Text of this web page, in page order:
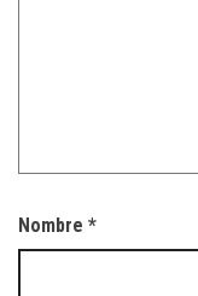
Nombre *